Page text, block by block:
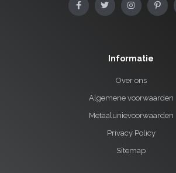
Informatie
Over ons
Algemene voorwaarden
Metaalunievoorwaarden
Privacy Policy
Sitemap